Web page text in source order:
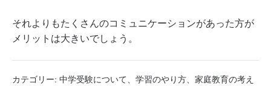
それよりもたくさんのコミュニケーションがあった方が
メリットは大きいでしょう。
カテゴリー: 中学受験について、 学習のやり方、 家庭教育の考え